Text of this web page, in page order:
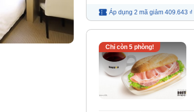
Áp dụng 2 mã giảm 409.643 ₫
Chỉ còn 5phòng!